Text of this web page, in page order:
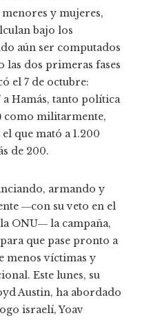
y mujeres,
bajo los
aún ser computados
las dos primeras fases
el 7 de octubre:
Hamás, tanto política
como militarmente,
que mató a 1.200
de 200.
armando y
―con su veto en el
ONU― la campaña,
que pase pronto a
menos víctimas y
Este lunes, su
Austin, ha abordado
israelí, Yoav